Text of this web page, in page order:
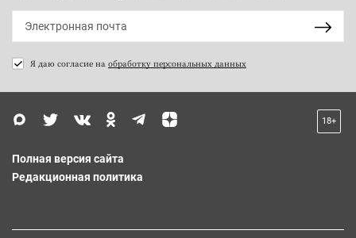
Я даю согласие на обработку персональных данных
18+
Полная версия сайта
Редакционная политика